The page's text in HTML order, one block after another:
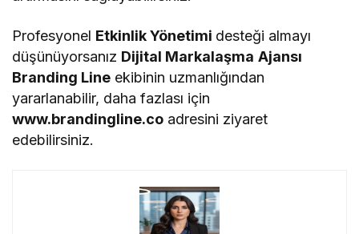
Profesyonel Etkinlik Yönetimi desteği almayı
düşünüyorsanız Dijital Markalaşma Ajansı
Branding Line ekibinin uzmanlığından
yararlanabilir, daha fazlası için
www.brandingline.co adresini ziyaret
edebilirsiniz.